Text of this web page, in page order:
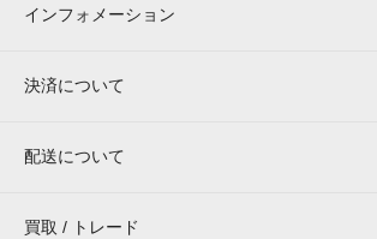
インフォメーション
決済について
配送について
買取 / トレード